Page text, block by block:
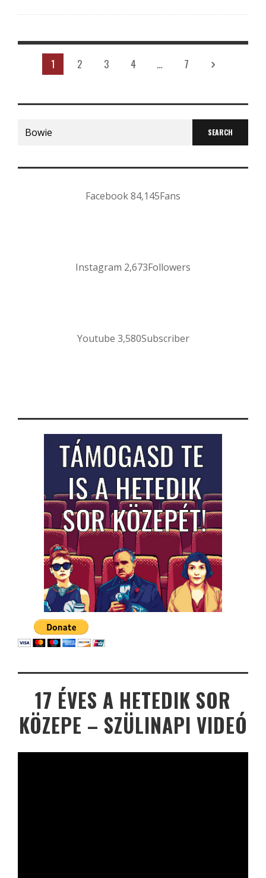
1 2 3 4 … 7
Search
for:
Facebook84,145Fans
Instagram 2,673Followers
Youtube 3,580Subscriber
17 ÉVES A HETEDIK SOR
KÖZEPE – SZÜLINAPI VIDEÓ